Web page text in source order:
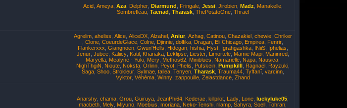
Acid, Ameya, Aza, Delpher, Diarmund Fringale, Jessi, Jirobien, Madz Manakelle,
Sombrefléau, Taenad Tharask, ThePotatoOne, Thraël
Agrelim, aheliss Alice, AliceDX, Alzahel, Aniur, Azhag, Catinou, Chazakiel, chewie, Chriker
Clone CoeurdeGlace Colne Djinnie dolfika Dragan Eli Chicago Empirea Fenrir
Flankerxxx Giangnoen, Gwun'Hells Hidegan, hishia, Hyst, Igrahgashka, INiiS, Iphelias
Jenur, Jubee, Kaliicy, Katil, Khanaka, Leklipse, Liester, Limortele, Mamie Mapi, Maninred,
Maryella Mealyne - Yuki Mery Methos62 Miniblues Namarielle Napa Nausica
NighThgiN
Nioute, Noksta, Orlinn, Peyot, Phelis Pufskein, Pumpkilll, Ragnaël, Rayzuki,
Saga, Shoo, Strokleur, Sylmae, tallea, Tenyen, Tharask, Trauma44, Tyffanî, varcinn,
Vyktor, Véhéma, Winny, zappouille, Zelastdance, Zhand
Anarshy chama Grou Guiruya JeanPhi64 Kederac killpilot Lady Lone luckyluke05
macbeth Mely Miyuno Moebius moriana Neko-Tenshi rilamp Sahyra Soell Tohran